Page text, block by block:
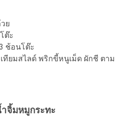
ย
ต๊ะ
ช้อนโต๊ะ
ทียมสไลด์ พริกขี้หนูเม็ด ผักชี ตาม
จิ้มหมูกระทะ